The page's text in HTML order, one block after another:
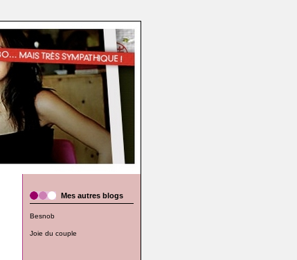
Mes autres blogs
Besnob
Joie du couple